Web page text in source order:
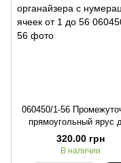
060450/1-56
прямоугольный ярус
органайзера с
ячеек от 1 до 56
320.00 грн
В наличии